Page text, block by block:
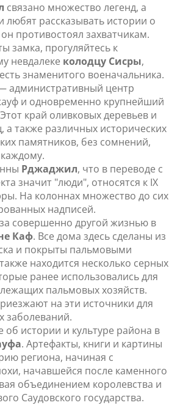
связано множество легенд, а
любят рассказывать истории о
противостоял захватчикам.
замка, прогуляйтесь к
невдалеке колодцу Сисры,
знаменитого военачальника.
административный центр
и одновременно крупнейший
край оливковых деревьев и
также различных исторических
памятников, без сомнений,
Рджаджил, что в переводе с
значит "люди", относятся к IX
На колоннах множество до сих
надписей.
совершенно другой жизнью в
Каф. Все дома здесь сделаны из
и покрыты пальмовыми
находится несколько серных
ранее использовались для
пальмовых хозяйств.
на эти источники для
заболеваний.
об истории и культуре района в
. Артефакты, книги и картины
региона, начиная с
начавшейся после каменного
объединением королевства и
Саудовского государства.